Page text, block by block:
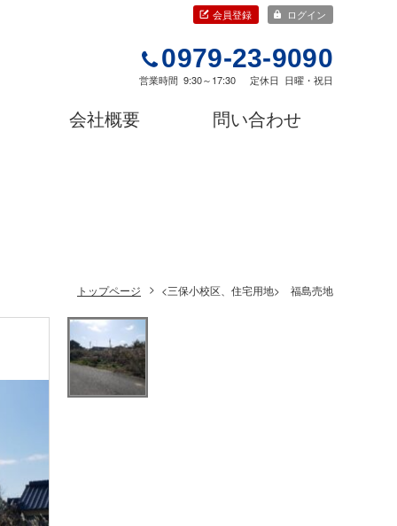
会員登録 ログイン
0979-23-9090
営業時間 9:30～17:30 定休日 日曜・祝日
会社概要 問い合わせ
トップページ <三保小校区、住宅用地> 福島売地